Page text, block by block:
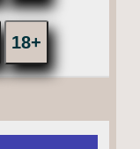
18+